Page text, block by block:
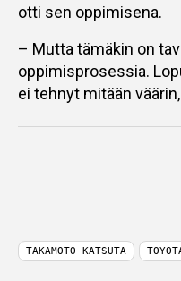
otti sen oppimisena.
– Mutta tämäkin on
oppimisprosessia.
ei tehnyt mitään
TAKAMOTO KATSUTA